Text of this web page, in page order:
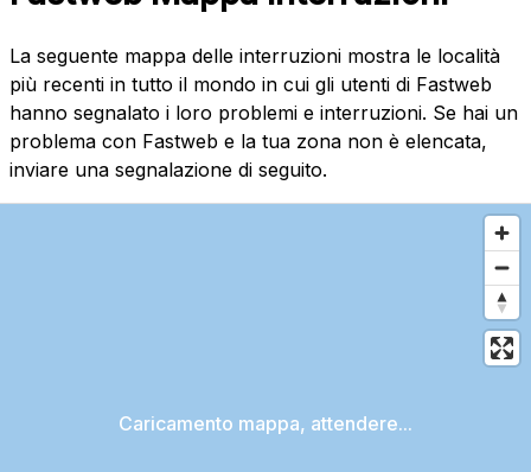
La seguente mappa delle interruzioni mostra le località
più recenti in tutto il mondo in cui gli utenti di Fastweb
hanno segnalato i loro problemi e interruzioni. Se hai un
problema con Fastweb e la tua zona non è elencata,
inviare una segnalazione di seguito.
Caricamento mappa, attendere...